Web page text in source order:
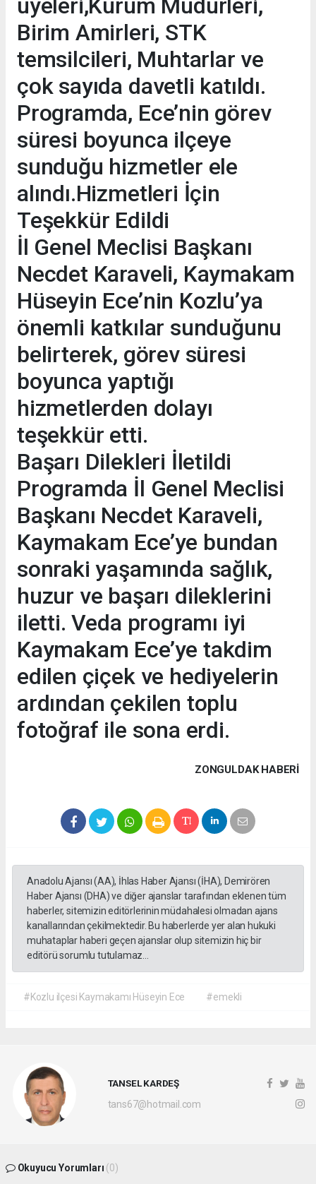
üyeleri,Kurum Müdürleri,
Birim Amirleri, STK
temsilcileri, Muhtarlar ve
çok sayıda davetli katıldı.
Programda, Ece’nin görev
süresi boyunca ilçeye
sunduğu hizmetler ele
alındı.Hizmetleri İçin
Teşekkür Edildi
İl Genel Meclisi Başkanı
Necdet Karaveli, Kaymakam
Hüseyin Ece’nin Kozlu’ya
önemli katkılar sunduğunu
belirterek, görev süresi
boyunca yaptığı
hizmetlerden dolayı
teşekkür etti.
Başarı Dilekleri İletildi
Programda İl Genel Meclisi
Başkanı Necdet Karaveli,
Kaymakam Ece’ye bundan
sonraki yaşamında sağlık,
huzur ve başarı dileklerini
iletti. Veda programı iyi
Kaymakam Ece’ye takdim
edilen çiçek ve hediyelerin
ardından çekilen toplu
fotoğraf ile sona erdi.
ZONGULDAK HABERİ
Anadolu Ajansı (AA), İhlas Haber Ajansı (İHA), Demirören
Haber Ajansı (DHA) ve diğer ajanslar tarafından eklenen tüm
haberler, sitemizin editörlerinin müdahalesi olmadan ajans
kanallarından çekilmektedir. Bu haberlerde yer alan hukuki
muhataplar haberi geçen ajanslar olup sitemizin hiç bir
editörü sorumlu tutulamaz...
#Kozlu ilçesi Kaymakamı Hüseyin Ece #emekli
TANSEL KARDEŞ
tans67@hotmail.com
Okuyucu Yorumları (0)